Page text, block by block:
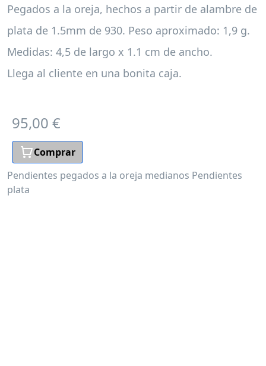
Pegados a la oreja, hechos a partir de alambre de
plata de 1.5mm de 930. Peso aproximado: 1,9 g.
Medidas: 4,5 de largo x 1.1 cm de ancho.
Llega al cliente en una bonita caja.
95,00 €
Comprar
Pendientes pegados a la oreja medianos Pendientes
plata